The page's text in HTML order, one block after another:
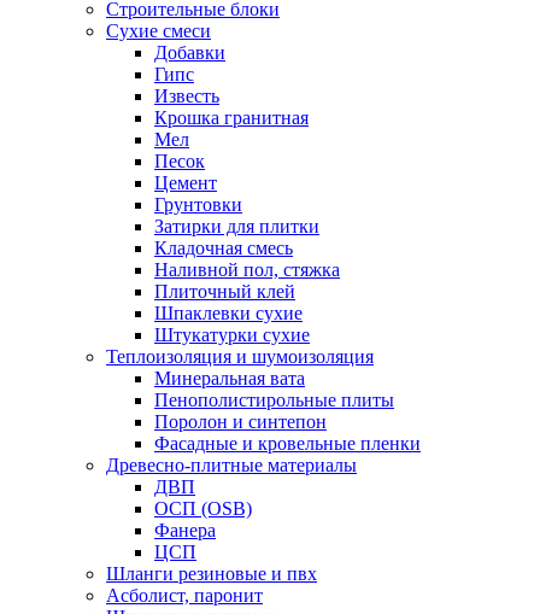
Строительные блоки
Сухие смеси
Добавки
Гипс
Известь
Крошка гранитная
Мел
Песок
Цемент
Грунтовки
Затирки для плитки
Кладочная смесь
Наливной пол, стяжка
Плиточный клей
Шпаклевки сухие
Штукатурки сухие
Теплоизоляция и шумоизоляция
Минеральная вата
Пенополистирольные плиты
Поролон и синтепон
Фасадные и кровельные пленки
Древесно-плитные материалы
ДВП
ОСП (OSB)
Фанера
ЦСП
Шланги резиновые и пвх
Асболист, паронит